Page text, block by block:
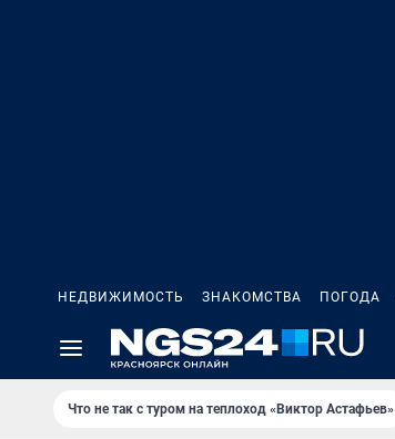
НЕДВИЖИМОСТЬ ЗНАКОМСТВА ПОГОДА
Что не так с туром на теплоход «Виктор Астафьев»